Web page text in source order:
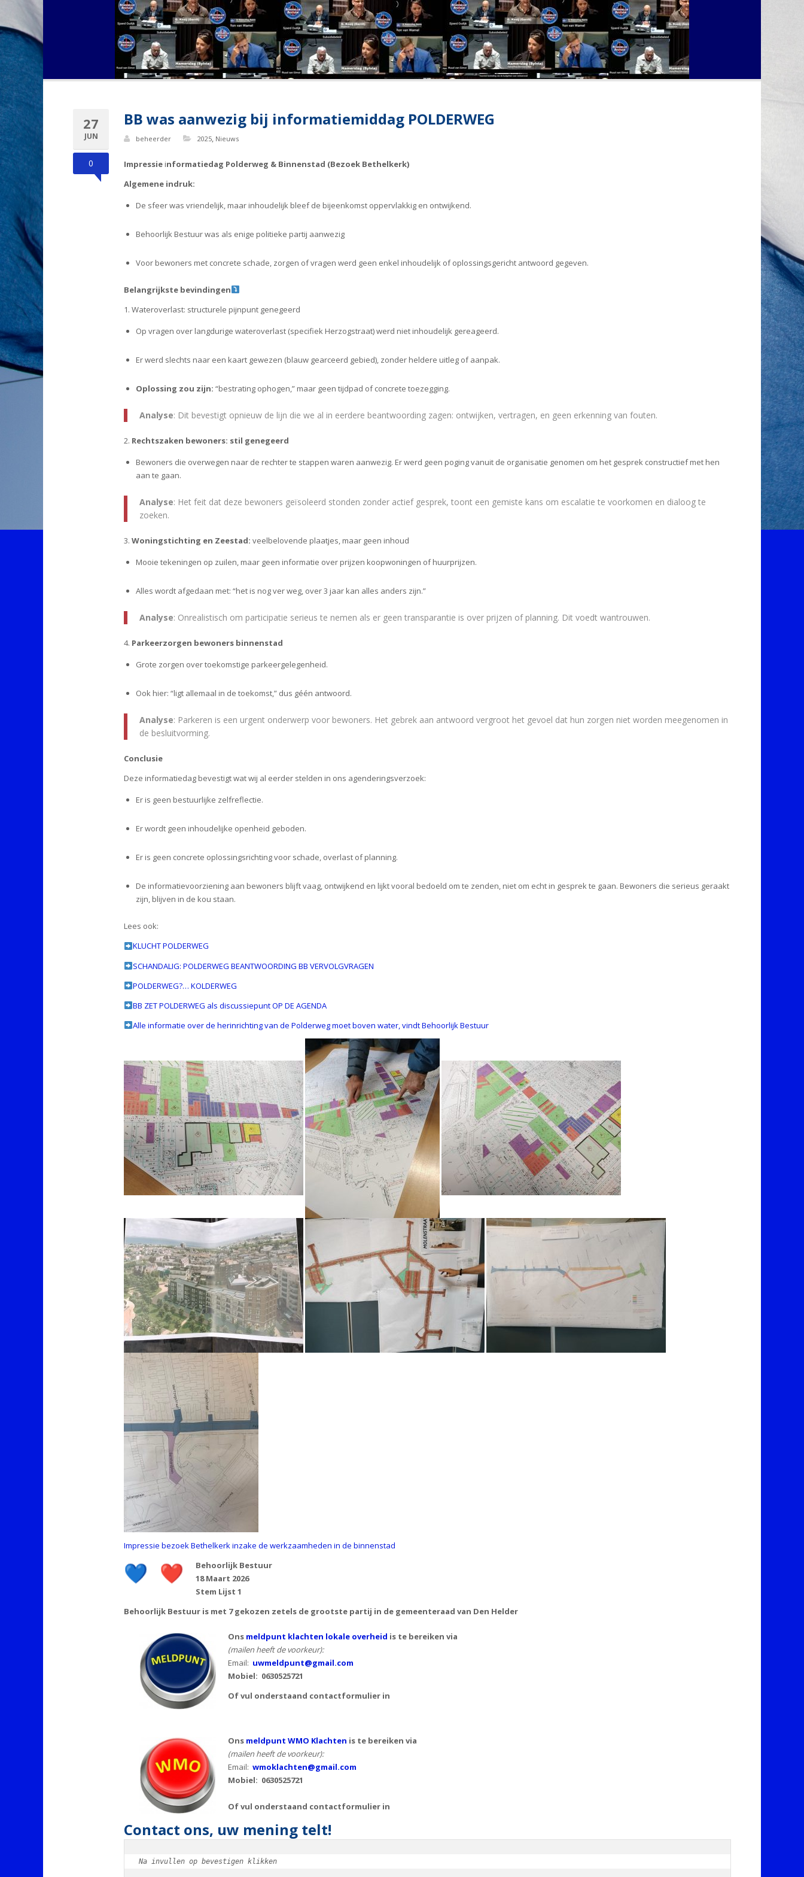
27
JUN
0
BB was aanwezig bij informatiemiddag POLDERWEG
beheerder 2025, Nieuws
Impressie informatiedag Polderweg & Binnenstad (Bezoek Bethelkerk)
Algemene indruk:
De sfeer was vriendelijk, maar inhoudelijk bleef de bijeenkomst oppervlakkig en ontwijkend.
Behoorlijk Bestuur was als enige politieke partij aanwezig
Voor bewoners met concrete schade, zorgen of vragen werd geen enkel inhoudelijk of oplossingsgericht antwoord gegeven.
Belangrijkste bevindingen
1. Wateroverlast: structurele pijnpunt genegeerd
Op vragen over langdurige wateroverlast (specifiek Herzogstraat) werd niet inhoudelijk gereageerd.
Er werd slechts naar een kaart gewezen (blauw gearceerd gebied), zonder heldere uitleg of aanpak.
Oplossing zou zijn: “bestrating ophogen,” maar geen tijdpad of concrete toezegging.
Analyse: Dit bevestigt opnieuw de lijn die we al in eerdere beantwoording zagen: ontwijken, vertragen, en geen erkenning van fouten.
2. Rechtszaken bewoners: stil genegeerd
Bewoners die overwegen naar de rechter te stappen waren aanwezig. Er werd geen poging vanuit de organisatie genomen om het gesprek constructief met hen
aan te gaan.
Analyse: Het feit dat deze bewoners geïsoleerd stonden zonder actief gesprek, toont een gemiste kans om escalatie te voorkomen en dialoog te
zoeken.
3. Woningstichting en Zeestad: veelbelovende plaatjes, maar geen inhoud
Mooie tekeningen op zuilen, maar geen informatie over prijzen koopwoningen of huurprijzen.
Alles wordt afgedaan met: “het is nog ver weg, over 3 jaar kan alles anders zijn.”
Analyse: Onrealistisch om participatie serieus te nemen als er geen transparantie is over prijzen of planning. Dit voedt wantrouwen.
4. Parkeerzorgen bewoners binnenstad
Grote zorgen over toekomstige parkeergelegenheid.
Ook hier: “ligt allemaal in de toekomst,” dus géén antwoord.
Analyse: Parkeren is een urgent onderwerp voor bewoners. Het gebrek aan antwoord vergroot het gevoel dat hun zorgen niet worden meegenomen in
de besluitvorming.
Conclusie
Deze informatiedag bevestigt wat wij al eerder stelden in ons agenderingsverzoek:
Er is geen bestuurlijke zelfreflectie.
Er wordt geen inhoudelijke openheid geboden.
Er is geen concrete oplossingsrichting voor schade, overlast of planning.
De informatievoorziening aan bewoners blijft vaag, ontwijkend en lijkt vooral bedoeld om te zenden, niet om echt in gesprek te gaan. Bewoners die serieus geraakt
zijn, blijven in de kou staan.
Lees ook:
KLUCHT POLDERWEG
SCHANDALIG: POLDERWEG BEANTWOORDING BB VERVOLGVRAGEN
POLDERWEG?… KOLDERWEG
BB ZET POLDERWEG als discussiepunt OP DE AGENDA
Alle informatie over de herinrichting van de Polderweg moet boven water, vindt Behoorlijk Bestuur
Impressie bezoek Bethelkerk inzake de werkzaamheden in de binnenstad
Behoorlijk Bestuur
18 Maart 2026
Stem Lijst 1
Behoorlijk Bestuur is met 7 gekozen zetels de grootste partij in de gemeenteraad van Den Helder
Ons meldpunt klachten lokale overheid is te bereiken via
(mailen heeft de voorkeur):
Email: uwmeldpunt@gmail.com
Mobiel: 0630525721
Of vul onderstaand contactformulier in
Ons meldpunt WMO Klachten is te bereiken via
(mailen heeft de voorkeur):
Email: wmoklachten@gmail.com
Mobiel: 0630525721
Of vul onderstaand contactformulier in
Contact ons, uw mening telt!
Na invullen op bevestigen klikken